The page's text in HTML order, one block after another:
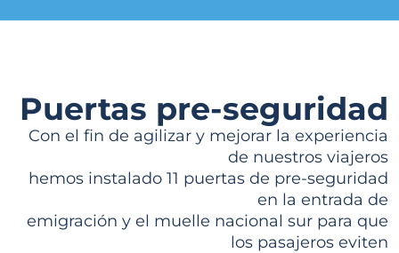
Puertas pre-seguridad
Con el fin de agilizar y mejorar la experiencia
de nuestros viajeros
hemos instalado 11 puertas de pre-seguridad
en la entrada de
emigración y el muelle nacional sur para que
los pasajeros eviten